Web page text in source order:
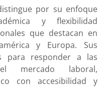
por su enfoque
y flexibilidad
que destacan en
y Europa. Sus
para responder a las
mercado laboral,
con accesibilidad y